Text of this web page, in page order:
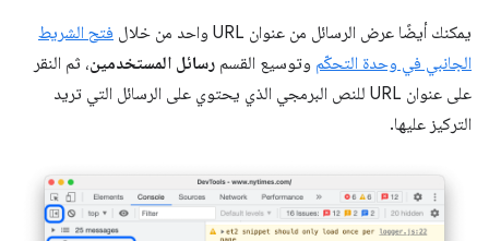
يمكنك أيضًا عرض الرسائل من عنوان URL واحد من خلال
فتح الشريط
الجانبي في وحدة التحكّم وتوسيع القسم رسائل المستخدمين، ثم النقر
على عنوان URL للنص البرمجي الذي يحتوي على الرسائل التي تريد
التركيز عليها.